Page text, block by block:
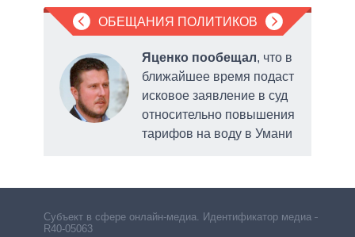
ОБЕЩАНИЯ ПОЛИТИКОВ
Яценко пообещал, что в
ближайшее время подаст
исковое заявление в суд
относительно повышения
тарифов на воду в Умани
Субъект в сфере онлайн-медиа. Идентификатор медиа –
R40-05063